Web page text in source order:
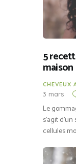
5
maison
CHEVEUX
3 mars
Le
s’agit
cellules